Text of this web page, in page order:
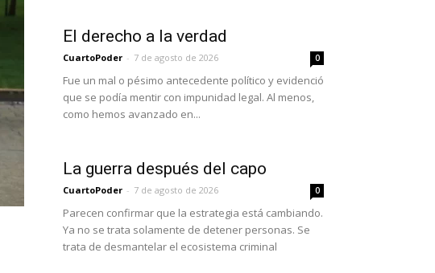
El derecho a la verdad
CuartoPoder - 7 de agosto de 2026 0
Fue un mal o pésimo antecedente político y evidenció
que se podía mentir con impunidad legal. Al menos,
como hemos avanzado en...
La guerra después del capo
CuartoPoder - 7 de agosto de 2026 0
Parecen confirmar que la estrategia está cambiando.
Ya no se trata solamente de detener personas. Se
trata de desmantelar el ecosistema criminal